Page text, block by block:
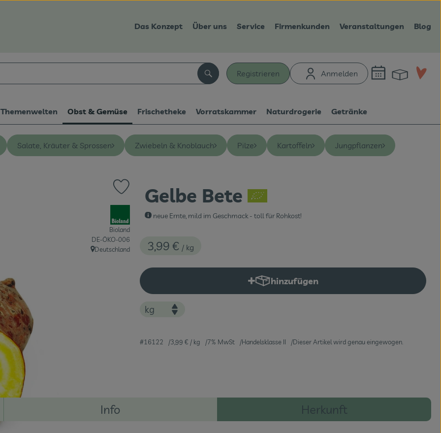
Das Konzept Über uns Service Firmenkunden Veranstaltungen Blog
Registrieren Anmelden
Suchen
Themenwelten Obst & Gemüse Frischetheke Vorratskammer Naturdrogerie Getränke
Salate, Kräuter & Sprossen Zwiebeln & Knoblauch Pilze Kartoffeln Jungpflanzen
Gelbe Bete
neue Ernte, mild im Geschmack - toll für Rohkost!
3,99 € / kg
Produkt zu Favouriten hinzufügen
Bioland
, Kontrollstelle:
DE-ÖKO-006
, Herkunft:
Deutschland
hinzufügen
Produkt zum Warenkorb hinzufügen
#16122 3,99 € / kg 7% MwSt Handelsklasse II Dieser Artikel wird genau eingewogen.
Info Herkunft